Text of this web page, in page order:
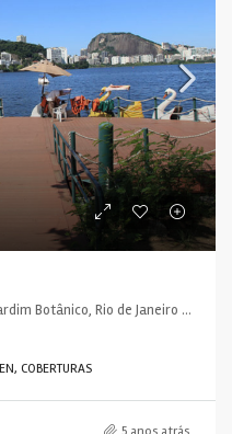
Av. Lineu de Paula Machado, 708 - Jardim Botânico, Rio de Janeiro - RJ, 22470-040, Brasil
COBERTURAS